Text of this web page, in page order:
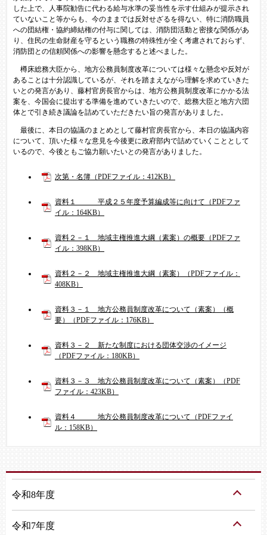
した上で、人事院勧告に代わる給与水準の妥当性を示す仕組みが提示され
ていないこと等からも、今のままでは反対せざるを得ない、特に消防職員
への団結権・協約締結権の付与に関しては、消防団活動と密接な関係があ
り、住民の生命財産を守るという職務の特殊性が全く考慮されておらず、
消防団との信頼関係への影響を懸念すると述べました。
樽床総務大臣から、地方公務員制度改革については様々な懸念や反対が
あることは十分認識しているが、それを踏まえながら理解を求めていきた
いとの発言があり、藤村官房長官からは、地方公務員制度改革にかかる法
案を、今国会に提出する準備を進めていきたいので、総務大臣と地方六団
体とで引き続き議論を詰めていただきたい旨の発言がありました。
最後に、本日の協議のまとめとして藤村官房長官から、本日の協議内容
について、頂いた様々な意見を今後更に政府部内で詰めていくこととして
いるので、今後ともご協力願いたいとの発言がありました。
次第・名簿（PDFファイル：412KB）
資料１ 平成２５年度予算編成等に向けて（PDFファ
イル：164KB）
資料２－１ 地域主権推進大綱（素案）の概要（PDFファ
イル：398KB）
資料２－２ 地域主権推進大綱（素案）（PDFファイル：
408KB）
資料３－１ 地方公務員制度改革について（素案）（概
要）（PDFファイル：176KB）
資料３－２ 新たな制度における団体交渉のイメージ
（PDFファイル：180KB）
資料３－３ 地方公務員制度改革について（素案）（PDF
ファイル：423KB）
資料４ 地方公務員制度改革について（PDFファイ
ル：158KB）
令和8年度
令和7年度